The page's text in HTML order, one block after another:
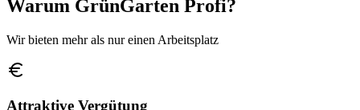
Warum GrünGarten Profi?
Wir bieten mehr als nur einen Arbeitsplatz
Attraktive Vergütung